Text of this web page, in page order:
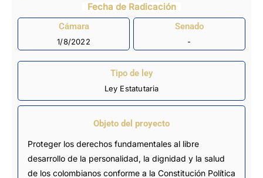
Fecha de Radicación
Cámara
1/8/2022
Senado
-
Tipo de ley
Ley Estatutaria
Objeto del proyecto
Proteger los derechos fundamentales al libre
desarrollo de la personalidad, la dignidad y la salud
de los colombianos conforme a la Constitución Política